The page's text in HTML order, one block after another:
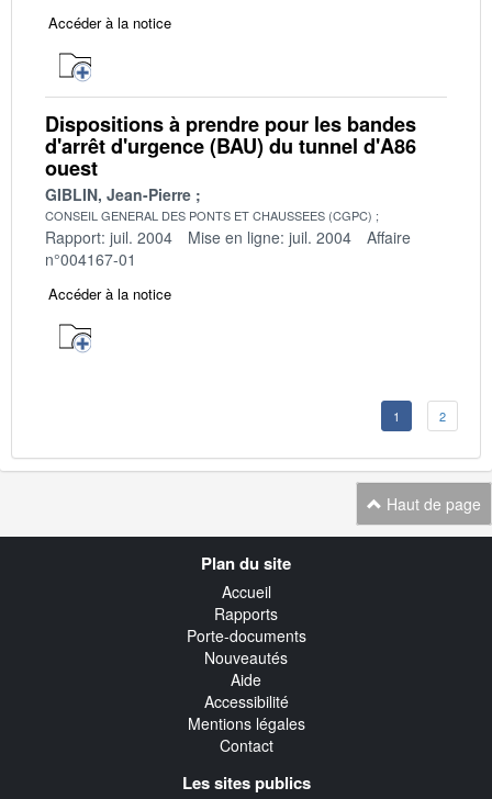
Accéder à la notice
Dispositions à prendre pour les bandes
d'arrêt d'urgence (BAU) du tunnel d'A86
ouest
GIBLIN, Jean-Pierre
CONSEIL GENERAL DES PONTS ET CHAUSSEES (CGPC)
Rapport: juil. 2004 Mise en ligne: juil. 2004
Affaire
n°004167-01
Accéder à la notice
1 2
Haut de page
Plan du site
Accueil
Rapports
Porte-documents
Nouveautés
Aide
Accessibilité
Mentions légales
Contact
Les sites publics